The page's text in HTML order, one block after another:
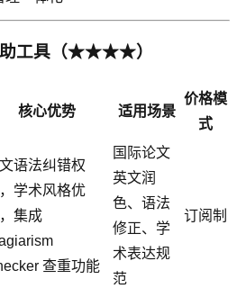
助工具（★★★★）
核心优势 适用场景
价格模
式
语法纠错权
学术风格优
集成
查重功能
国际论文
英文润
色、语法
修正、学
术表达规
范
订阅制